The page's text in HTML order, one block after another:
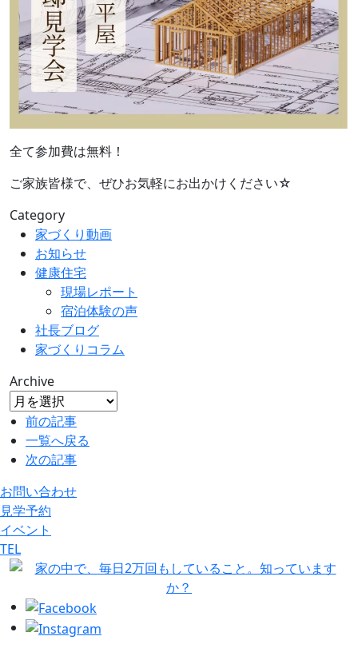
全て参加費は無料！
ご家族皆様で、ぜひお気軽にお出かけください☆
Category
家づくり動画
お知らせ
健康住宅
現場レポート
宿泊体験の声
社長ブログ
家づくりコラム
Archive
前の記事
一覧へ戻る
次の記事
お問い合わせ
見学予約
イベント
TEL